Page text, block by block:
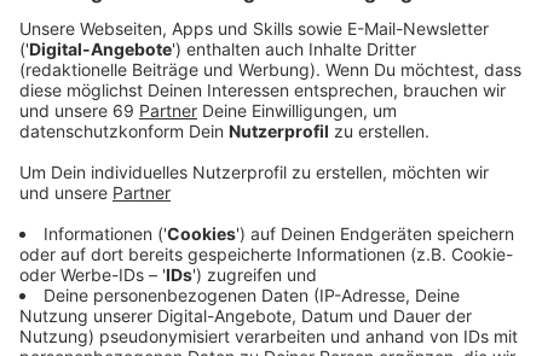
Das gilt zunächst für das erste Schulhalbjahr 2021/22.
So haben Eltern wie Schüler:innen Planungssicherheit,
zumal die Entwicklung des Infektionsgeschehens
gerade nach der Ferienzeit noch schwer
einzuschätzen ist.
Zudem wollen Schulträger, Verkehrsbetriebe, der
Sprecher der Schulformen und der Stadtelternschaft